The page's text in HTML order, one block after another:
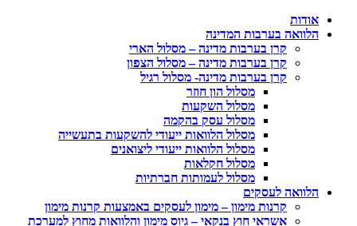
אודות
הלוואה בערבות המדינה
קרן בערבות מדינה – מסלול הארי
קרן בערבות מדינה – מסלול הצפון
קרן בערבות מדינה- מסלול רגיל
מסלול הון חוזר
מסלול השקעות
מסלול עסק בהקמה
מסלול הלוואות ייעודי להשקעות בתעשייה
מסלול הלוואות ייעודי ליצואנים
מסלול חקלאות
מסלול לעמותות חברתיות
הלוואה לעסקים
קרנות מימון – מימון לעסקים באמצעות קרנות מימון
אשראי חוץ בנקאי – גיוס מימון והלוואות מחוץ למערכת